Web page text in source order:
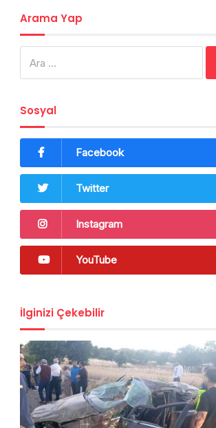
Arama Yap
Sosyal
Facebook
Twitter
Instagram
YouTube
İlginizi Çekebilir